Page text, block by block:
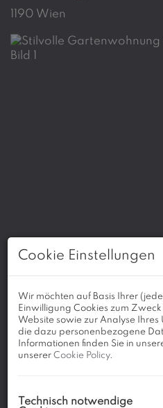
1190 Wien
Cookie Einstellungen
Wir möchten auf Basis Ihrer
Einwilligung Cookies zum
Website sowie zur Analyse
die dazu personenbezogene
Informationen finden Sie in
unserer Cookie Policy.
Technisch notwendige